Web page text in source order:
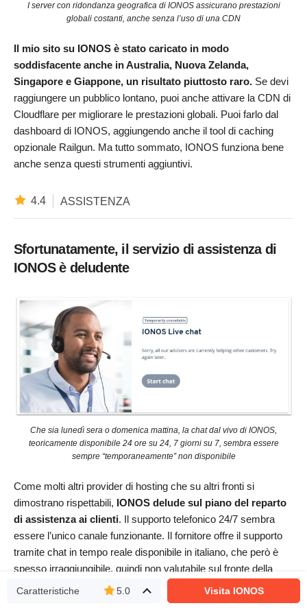
I server con ridondanza geografica di IONOS assicurano prestazioni
globali costanti, anche senza l’uso di una CDN
Il mio sito su IONOS è stato caricato in modo
soddisfacente anche in Australia, Nuova Zelanda,
Singapore e Giappone, un risultato piuttosto raro. Se devi
raggiungere un pubblico lontano, puoi anche attivare la CDN di
Cloudflare per migliorare le prestazioni globali. Puoi farlo dal
dashboard di IONOS, aggiungendo anche il tool di caching
opzionale Railgun. Ma tutto sommato, IONOS funziona bene
anche senza questi strumenti aggiuntivi.
4.4 ASSISTENZA
Sfortunatamente, il servizio di assistenza di
IONOS è deludente
Che sia lunedì sera o domenica mattina, la chat dal vivo di IONOS,
teoricamente disponibile 24 ore su 24, 7 giorni su 7, sembra essere
sempre “temporaneamente” non disponibile
Come molti altri provider di hosting che su altri fronti si
dimostrano rispettabili, IONOS delude sul piano del reparto
di assistenza ai clienti. Il supporto telefonico 24/7 sembra
essere l’unico canale funzionante. Il fornitore offre il supporto
tramite chat in tempo reale disponibile in italiano, che però è
spesso irraggiungibile, quindi non valutabile sul fronte della
qualità. Dopo essermi collegata al dashboard del mio account,
non sono riuscita ad accedere a nessuno degli altri
Caratteristiche 5.0 Visita IONOS